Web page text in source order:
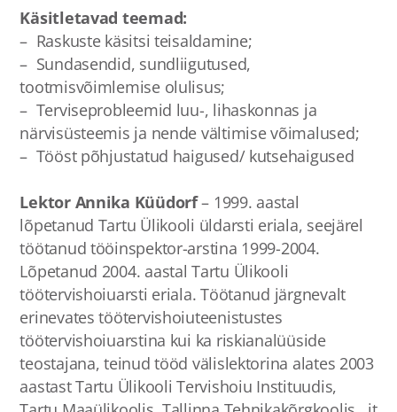
Käsitletavad teemad:
– Raskuste käsitsi teisaldamine;
– Sundasendid, sundliigutused,
tootmisvõimlemise olulisus;
– Terviseprobleemid luu-, lihaskonnas ja
närvisüsteemis ja nende vältimise võimalused;
– Tööst põhjustatud haigused/ kutsehaigused
Lektor Annika Küüdorf– 1999. aastal
lõpetanud Tartu Ülikooli üldarsti eriala, seejärel
töötanud tööinspektor-arstina 1999-2004.
Lõpetanud 2004. aastal Tartu Ülikooli
töötervishoiuarsti eriala. Töötanud järgnevalt
erinevates töötervishoiuteenistustes
töötervishoiuarstina kui ka riskianalüüside
teostajana, teinud tööd välislektorina alates 2003
aastast Tartu Ülikooli Tervishoiu Instituudis,